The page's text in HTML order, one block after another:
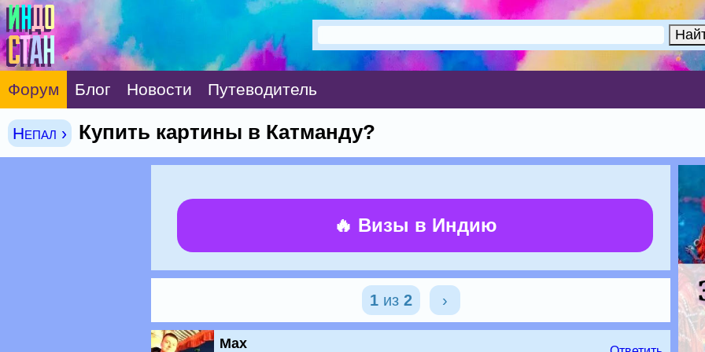
Форум Блог Новости Путеводитель
Непал › Купить картины в Катманду?
🔥 Визы в Индию
1из 2 ›
Max